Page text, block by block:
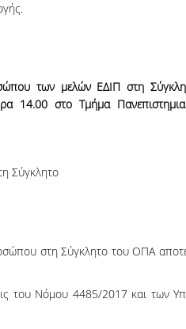
των μελώνΕΔΙΠ στη
14.00 στο Τμήμα
Σύγκλητο
στη Σύγκλητο του ΟΠΑ
του Νόμου 4485/2017 και